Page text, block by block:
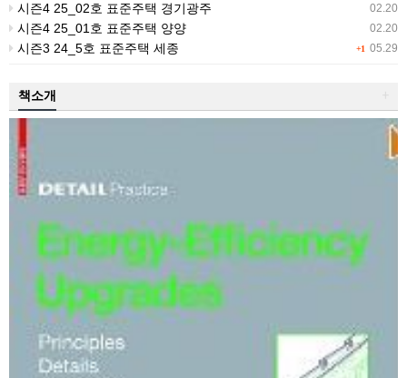
02.20
시즌4 25_02호 표준주택 경기광주
02.20
시즌4 25_01호 표준주택 양양
+1 05.29
시즌3 24_5호 표준주택 세종
책소개